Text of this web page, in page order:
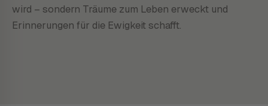
wird – sondern Träume zum Leben erweckt und
Erinnerungen für die Ewigkeit schafft.